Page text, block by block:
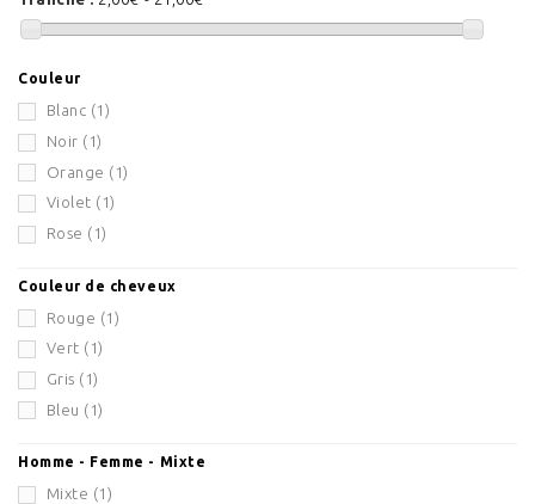
Couleur
Blanc (1)
Noir (1)
Orange (1)
Violet (1)
Rose (1)
Couleur de cheveux
Rouge (1)
Vert (1)
Gris (1)
Bleu (1)
Homme - Femme - Mixte
Mixte (1)